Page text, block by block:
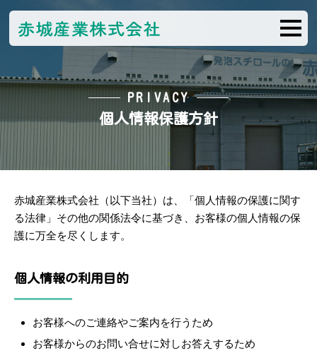
PRIVACY
個人情報保護方針
赤城産業株式会社（以下当社）は、「個人情報の保護に関す
る法律」その他の関係法令に基づき、お客様の個人情報の保
護に万全を尽くします。
個人情報の利用目的
お客様へのご連絡やご案内を行うため
お客様からのお問い合せに対しお答えするため